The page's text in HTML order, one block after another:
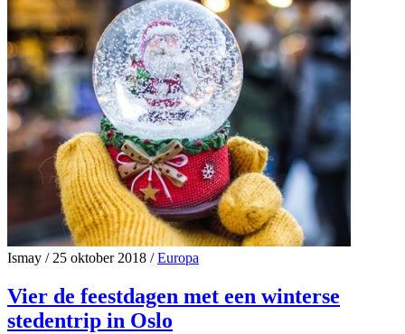
Ismay /25 oktober 2018 / Europa
Vier de feestdagen met een winterse
stedentrip in Oslo